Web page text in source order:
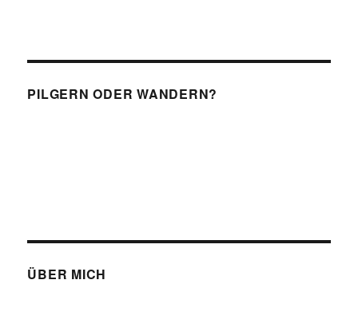
PILGERN ODER WANDERN?
ÜBER MICH